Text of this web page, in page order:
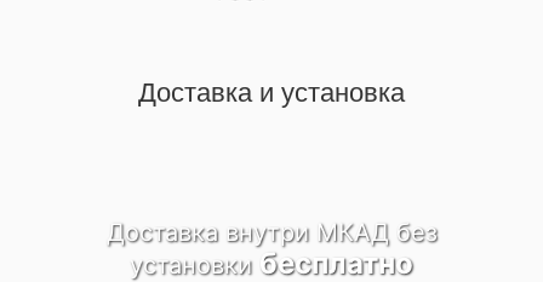
Доставка и установка
Доставка внутри МКАД без
установки бесплатно